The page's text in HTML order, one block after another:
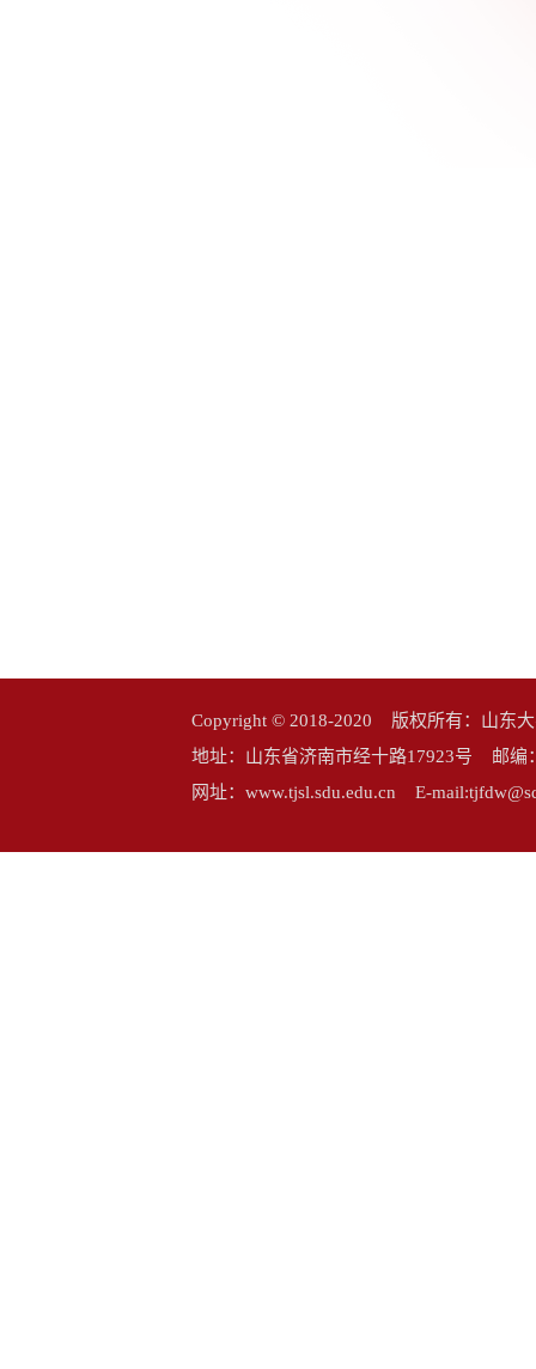
Copyright © 2018-2020 版权所有：山东
地址：山东省济南市经十路17923号 邮
网址：www.tjsl.sdu.edu.cn E-